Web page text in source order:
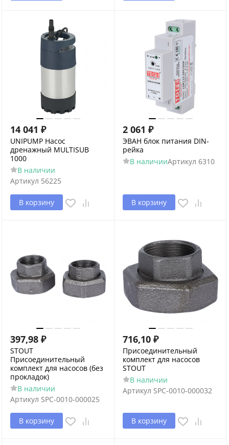
14 041 ₽
UNIPUMP Насос
дренажный MULTISUB
1000
В наличии
Артикул 56225
В корзину
2 061 ₽
ЭВАН блок питания DIN-
рейка
В наличииАртикул 6310
В корзину
397,98 ₽
STOUT
Присоединительный
комплект для насосов (без
прокладок)
В наличии
Артикул SPC-0010-000025
В корзину
716,10 ₽
Присоединительный
комплект для насосов
STOUT
В наличии
Артикул SPC-0010-000032
В корзину